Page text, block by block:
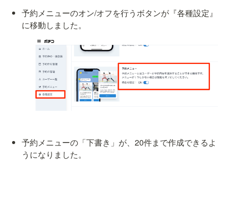
予約メニューのオン/オフを行うボタンが『各種設定』
に移動しました。
予約メニューの「下書き」が、20件まで作成できるよ
うになりました。